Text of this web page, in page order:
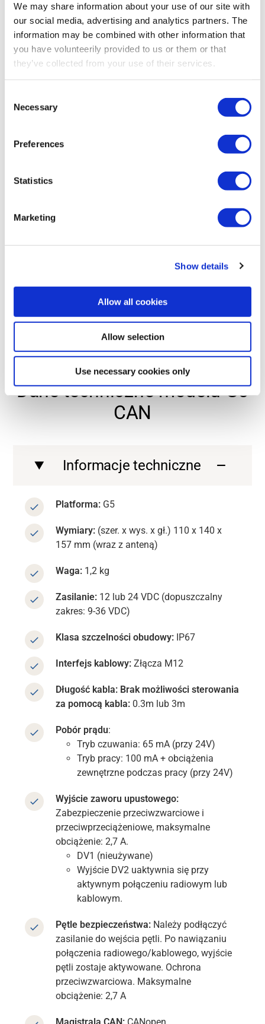
We may share information about your use of our site with
our social media, advertising and analytics partners. The
information may be combined with other information that
you have volunteerily provided to us or them or that
they’ve collected from your use of their services.
Selection
Necessary
Preferences
Statistics
Marketing
Show details
Allow all cookies
Allow selection
Use necessary cookies only
KROK 1 – KONSULTACJE
wymagań
Zacznij od kontaktu z naszym zespołem w celu
szczegółowej konsultacji. Omówimy Twoje
oczekiwane funkcje, aby skonfigurować idealne
rozwiązanie zdalnego sterowania dla Twojej
Contact us
Contact us
Contact us
ZAPOZNAJ SIĘ ZE SZCZEGÓŁAMI
Dane techniczne modelu G5
CAN
Informacje techniczne
Platforma: G5
Wymiary: (szer. x wys. x gł.) 110 x 140 x
157 mm (wraz z anteną)
Waga: 1,2 kg
Zasilanie: 12 lub 24 VDC (dopuszczalny
zakres: 9-36 VDC)
Klasa szczelności obudowy: IP67
Interfejs kablowy: Złącza M12
Długość kabla: Brak możliwości sterowania
za pomocą kabla: 0.3m lub 3m
Pobór prądu:
Tryb czuwania: 65 mA (przy 24V)
Tryb pracy: 100 mA + obciążenia
zewnętrzne podczas pracy (przy 24V)
Wyjście zaworu upustowego:
Zabezpieczenie przeciwzwarciowe i
przeciwprzeciążeniowe, maksymalne
obciążenie: 2,7 A.
DV1 (nieużywane)
Wyjście DV2 uaktywnia się przy
aktywnym połączeniu radiowym lub
kablowym.
Pętle bezpieczeństwa: Należy podłączyć
zasilanie do wejścia pętli. Po nawiązaniu
połączenia radiowego/kablowego, wyjście
pętlizostaje aktywowane. Ochrona
przeciwzwarciowa. Maksymalne
obciążenie: 2,7 A